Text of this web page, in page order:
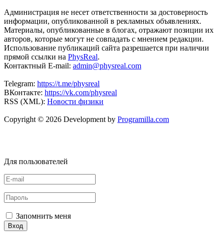
Администрация не несет ответственности за достоверность
информации, опубликованной в рекламных объявлениях.
Материалы, опубликованные в блогах, отражают позиции их
авторов, которые могут не совпадать с мнением редакции.
Использование публикаций сайта разрешается при наличии
прямой ссылки на PhysReal.
Контактный E-mail: admin@physreal.com
Telegram: https://t.me/physreal
ВКонтакте: https://vk.com/physreal
RSS (XML): Новости физики
Copyright © 2026 Development by Programilla.com
Для пользователей
Запомнить меня
Вход